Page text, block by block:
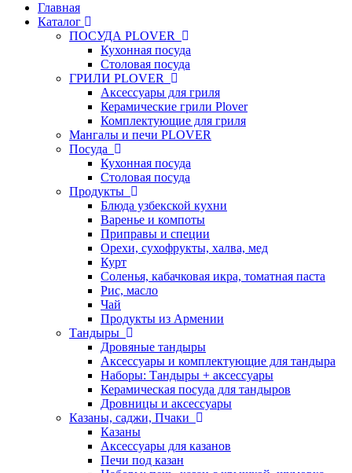
Главная
Каталог
ПОСУДА PLOVER
Кухонная посуда
Столовая посуда
ГРИЛИ PLOVER
Аксессуары для гриля
Керамические грили Plover
Комплектующие для гриля
Мангалы и печи PLOVER
Посуда
Кухонная посуда
Столовая посуда
Продукты
Блюда узбекской кухни
Варенье и компоты
Приправы и специи
Орехи, сухофрукты, халва, мед
Курт
Соленья, кабачковая икра, томатная паста
Рис, масло
Чай
Продукты из Армении
Тандыры
Дровяные тандыры
Аксессуары и комплектующие для тандыра
Наборы: Тандыры + аксессуары
Керамическая посуда для тандыров
Дровницы и аксессуары
Казаны, саджи, Пчаки
Казаны
Аксессуары для казанов
Печи под казан